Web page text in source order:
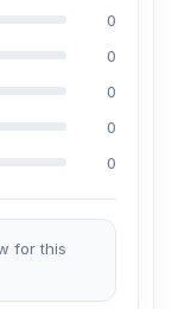
0
0
0
0
0
for this